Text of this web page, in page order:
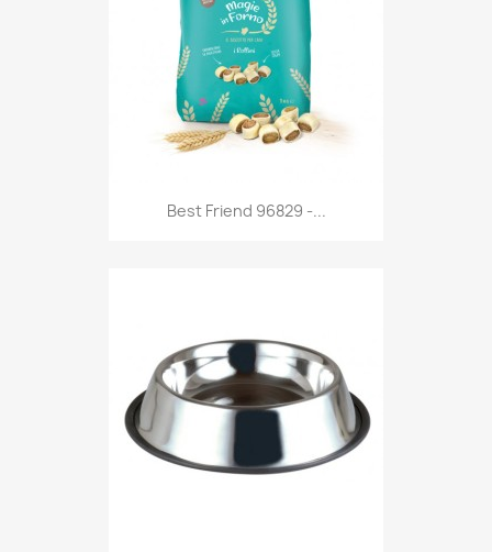
Anteprima
Best Friend 96829 -...